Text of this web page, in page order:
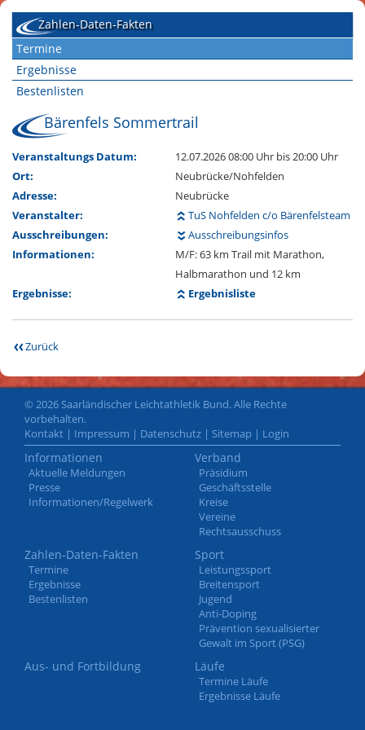
Zahlen-Daten-Fakten
Termine
Ergebnisse
Bestenlisten
Bärenfels Sommertrail
Veranstaltungs Datum: 12.07.2026 08:00 Uhr bis 20:00 Uhr
Ort:
Neubrücke/Nohfelden
Adresse:
Neubrücke
Veranstalter:
TuS Nohfelden c/o Bärenfelsteam
Ausschreibungen:
Ausschreibungsinfos
Informationen:
M/F: 63 km Trail mit Marathon,
Halbmarathon und 12 km
Ergebnisse:
Ergebnisliste
Zurück
© 2026 Saarländischer Leichtathletik Bund. Alle Rechte
vorbehalten.
Kontakt | Impressum | Datenschutz | Sitemap | Login
Informationen
Aktuelle Meldungen
Presse
Informationen/Regelwerk
Verband
Präsidium
Geschäftsstelle
Kreise
Vereine
Rechtsausschuss
Zahlen-Daten-Fakten
Termine
Ergebnisse
Bestenlisten
Sport
Leistungssport
Breitensport
Jugend
Anti-Doping
Prävention sexualisierter
Gewalt im Sport (PSG)
Aus- und Fortbildung Läufe
Termine Läufe
Ergebnisse Läufe